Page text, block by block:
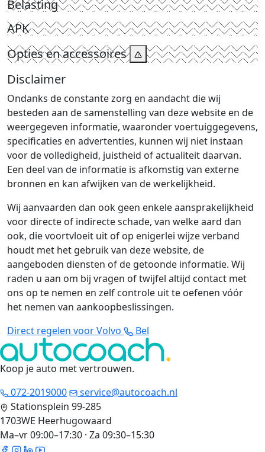
Belasting
APK
Opties en accessoires
Disclaimer
Ondanks de constante zorg en aandacht die wij
besteden aan de samenstelling van deze website en de
weergegeven informatie, waaronder voertuiggegevens,
specificaties en advertenties, kunnen wij niet instaan
voor de volledigheid, juistheid of actualiteit daarvan.
Een deel van de informatie is afkomstig van externe
bronnen en kan afwijken van de werkelijkheid.
Wij aanvaarden dan ook geen enkele aansprakelijkheid
voor directe of indirecte schade, van welke aard dan
ook, die voortvloeit uit of op enigerlei wijze verband
houdt met het gebruik van deze website, de
aangeboden diensten of de getoonde informatie. Wij
raden u aan om bij vragen of twijfel altijd contact met
ons op te nemen en zelf controle uit te oefenen vóór
het nemen van aankoopbeslissingen.
Direct regelen voor Volvo
Bel
Koop je auto met vertrouwen.
072-2019000
service@autocoach.nl
Stationsplein 99-285
1703WE Heerhugowaard
Ma–vr 09:00–17:30 · Za 09:30–15:30